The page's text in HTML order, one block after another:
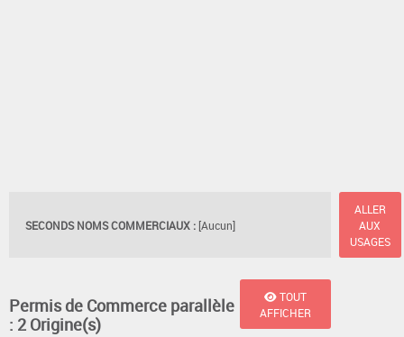
SECONDS NOMS COMMERCIAUX : [Aucun]
ALLER
AUX
USAGES
Permis de Commerce parallèle
: 2 Origine(s)
TOUT
AFFICHER